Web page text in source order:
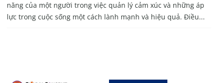
năng của một người trong việc quản lý cảm xúc và những áp
lực trong cuộc sống một cách lành mạnh và hiệu quả. Điều...